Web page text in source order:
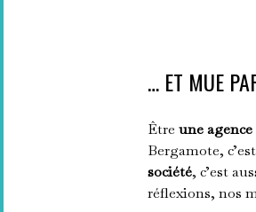
… ET MUE
Être une
Bergamote, c’est
société, c’est
réflexions, nos